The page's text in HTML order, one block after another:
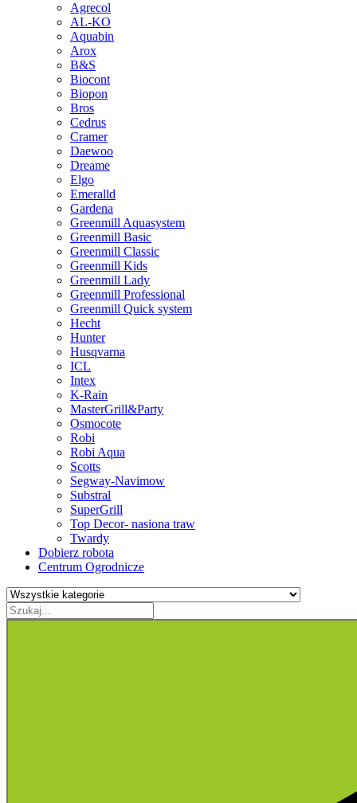
Agrecol
AL-KO
Aquabin
Arox
B&S
Biocont
Biopon
Bros
Cedrus
Cramer
Daewoo
Dreame
Elgo
Emeralld
Gardena
Greenmill Aquasystem
Greenmill Basic
Greenmill Classic
Greenmill Kids
Greenmill Lady
Greenmill Professional
Greenmill Quick system
Hecht
Hunter
Husqvarna
ICL
Intex
K-Rain
MasterGrill&Party
Osmocote
Robi
Robi Aqua
Scotts
Segway-Navimow
Substral
SuperGrill
Top Decor- nasiona traw
Twardy
Dobierz robota
Centrum Ogrodnicze